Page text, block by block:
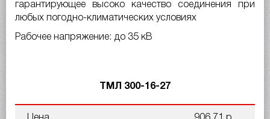
гарантирующее высоко качество соединения при
любых погодно-климатических условиях
Рабочее напряжение: до 35 кВ
ТМЛ 300-16-27